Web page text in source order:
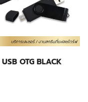
USB OTG BLACK